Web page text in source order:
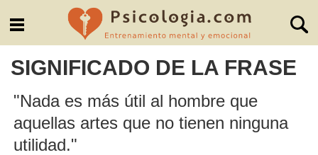
SIGNIFICADO DE LA FRASE
"Nada es más útil al hombre que
aquellas artes que no tienen ninguna
utilidad."